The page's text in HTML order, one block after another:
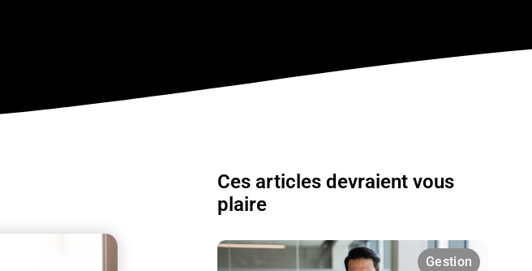
Ces articles devraient vous
plaire
Gestion